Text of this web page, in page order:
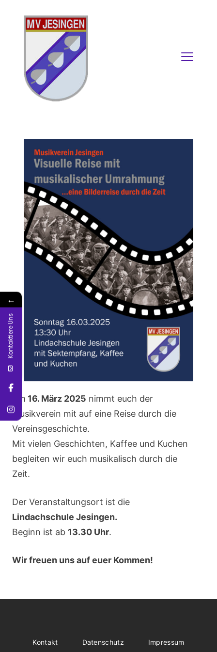
Am 16. März 2025 nimmt euch der
Musikverein mit auf eine Reise durch die
Vereinsgeschichte.
Mit vielen Geschichten, Kaffee und Kuchen
begleiten wir euch musikalisch durch die
Zeit.
Der Veranstaltungsort ist die
Lindachschule Jesingen.
Beginn ist ab 13.30 Uhr.
Wir freuen uns auf euer Kommen!
Kontakt Datenschutz Impressum
←
Kontaktiere Uns